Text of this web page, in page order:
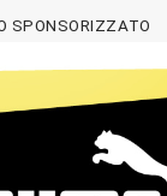
SPONSORIZZATO